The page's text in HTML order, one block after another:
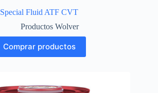
Special Fluid ATF CVT
Productos Wolver
Comprar productos